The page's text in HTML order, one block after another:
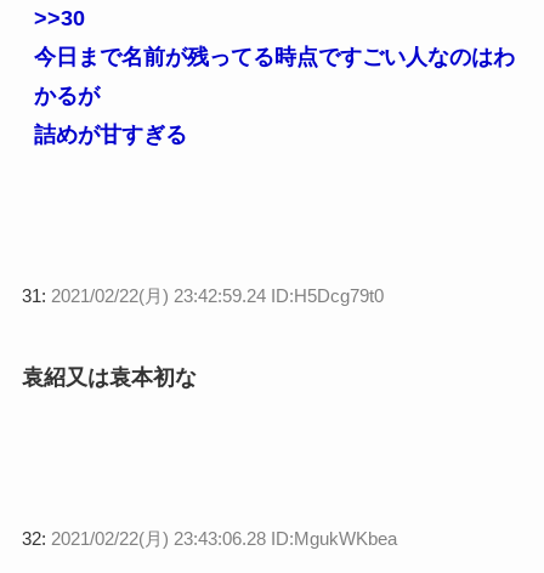
>>30
今日まで名前が残ってる時点ですごい人なのはわ
かるが
詰めが甘すぎる
31: 2021/02/22(月) 23:42:59.24 ID:H5Dcg79t0
袁紹又は袁本初な
32: 2021/02/22(月) 23:43:06.28 ID:MgukWKbea